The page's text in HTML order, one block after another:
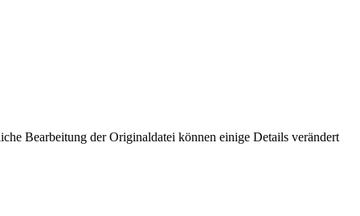
Bearbeitung der Originaldatei können einige Details verändert